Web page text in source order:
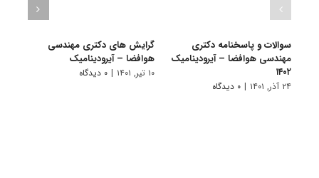
سوالات و پاسخنامه دکتری
مهندسی هوافضا – آیرودینامیک
۱۴۰۲
۲۴ آذر, ۱۴۰۱ | ۰ دیدگاه
گرایش های دکتری ﻣﻬﻨﺪسی
هوافضا – آیرودینامیک
۱۰ تیر, ۱۴۰۱ | ۰ دیدگاه